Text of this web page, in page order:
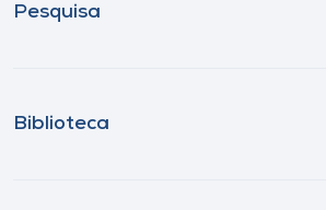
Pesquisa
Biblioteca